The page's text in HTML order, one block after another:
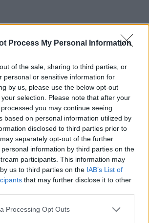
Process My Personal Information
of the sale, sharing to third parties, or
personal or sensitive information for
by us, please use the below opt-out
selection. Please note that after your
you may continue seeing
based on personal information utilized by
disclosed to third parties prior to
separately opt-out of the further
information by third parties on the
participants. This information may
us to third parties on the IAB’s List of
that may further disclose it to other
website/app uses one or more Google
Processing Opt Outs